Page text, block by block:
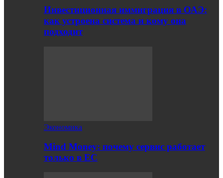
Инвестиционная иммиграция в ОАЭ:
как устроена система и кому она
подходит
Экономика
Mind Money: почему сервис работает
только в ЕС